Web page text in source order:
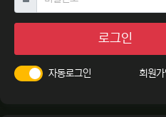
로그인
자동로그인 회원가